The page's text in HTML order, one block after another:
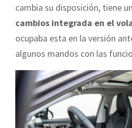
cambia su disposición, tiene
cambios integrada en el
ocupaba esta en la versión
algunos mandos con las